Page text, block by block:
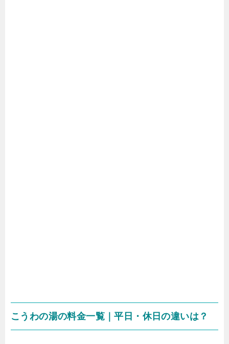
こうわの湯の料金一覧｜平日・休日の違いは？